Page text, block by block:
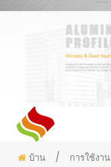
บ้าน / การใช้งาน